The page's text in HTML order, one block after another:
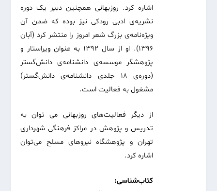
اشاره کرد. روزبهانی همچنین دبیر یک دوره
نشریه‌ی ادبی رودکی نیز بوده که ضمن آن
ویژه‌نامه‌ی بزرگ شعر امروز را منتشر کرد (آبان
۱۳۹۶). او از سال ۱۳۹۲ به عنوان ویراستار و
پژوهشگر موسسه‌ی دانشنامه‌ی دانش‌گستر
(دوره‌ی ۱۸ جلدی دانشنامه‌ی دانش‌گستر)
مشغول به فعالیت است.
از دیگر فعالیت‌های روزبهانی می توان به
تدریس و پژوهش در مراکز فرهنگی شهرداری
تهران و پژوهشگاه نیروهای مسلح می‌توان
اشاره کرد.
کتاب‌شناسی: